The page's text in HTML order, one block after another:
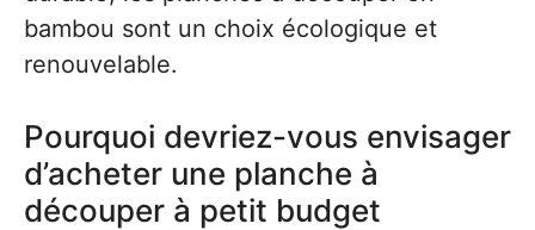
bambou sont un choix écologique et
renouvelable.
Pourquoi devriez-vous envisager
d’acheter une planche à
découper à petit budget